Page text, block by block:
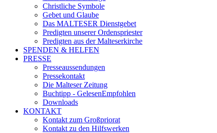
Christliche Symbole
Gebet und Glaube
Das MALTESER Dienstgebet
Predigten unserer Ordenspriester
Predigten aus der Malteserkirche
SPENDEN & HELFEN
PRESSE
Presseaussendungen
Pressekontakt
Die Malteser Zeitung
Buchtipp - GelesenEmpfohlen
Downloads
KONTAKT
Kontakt zum Großpriorat
Kontakt zu den Hilfswerken